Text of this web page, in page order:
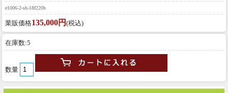
e1006-2-sh-18f220b
業販価格135,000円 (税込)
在庫数:5
数量